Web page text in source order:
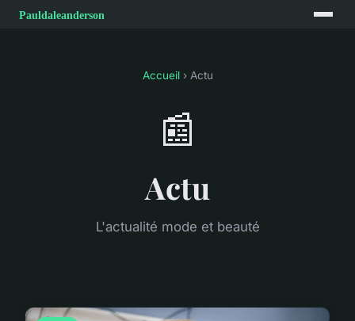
Accueil› Actu
📰
Actu
L'actualité mode et beauté